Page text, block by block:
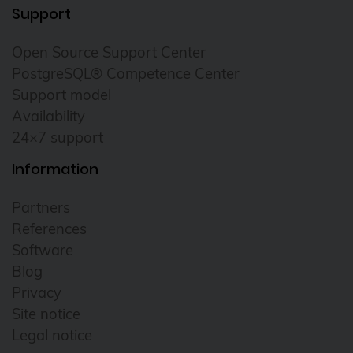
Support
Open Source Support Center
PostgreSQL® Competence Center
Support model
Availability
24×7 support
Information
Partners
References
Software
Blog
Privacy
Site notice
Legal notice